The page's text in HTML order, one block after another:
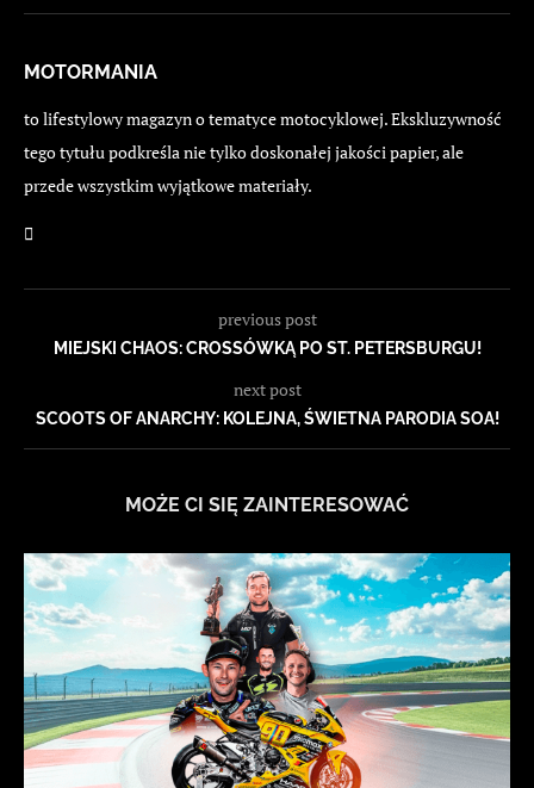
MOTORMANIA
to lifestylowy magazyn o tematyce motocyklowej. Ekskluzywność
tego tytułu podkreśla nie tylko doskonałej jakości papier, ale
przede wszystkim wyjątkowe materiały.
previous post
MIEJSKI CHAOS: CROSSÓWKĄ PO ST. PETERSBURGU!
next post
SCOOTS OF ANARCHY: KOLEJNA, ŚWIETNA PARODIA SOA!
MOŻE CI SIĘ ZAINTERESOWAĆ